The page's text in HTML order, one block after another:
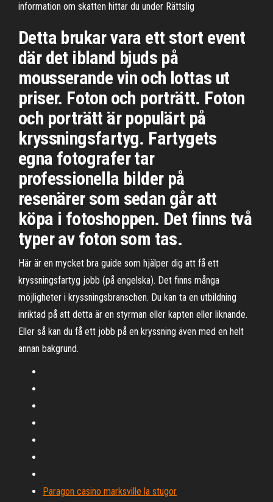
information om skatten hittar du under Rättslig
Detta brukar vara ett stort event
där det ibland bjuds på
mousserande vin och lottas ut
priser. Foton och porträtt. Foton
och porträtt är populärt på
kryssningsfartyg. Fartygets
egna fotografer tar
professionella bilder på
resenärer som sedan går att
köpa i fotoshoppen. Det finns två
typer av foton som tas.
Här är en mycket bra guide som hjälper dig att få ett
kryssningsfartyg jobb (på engelska). Det finns många
möjligheter i kryssningsbranschen. Du kan ta en utbildning
inriktad på att detta är en styrman eller kapten eller liknande.
Eller så kan du få ett jobb på en kryssning även med en helt
annan bakgrund.
Paragon casino marksville la stugor